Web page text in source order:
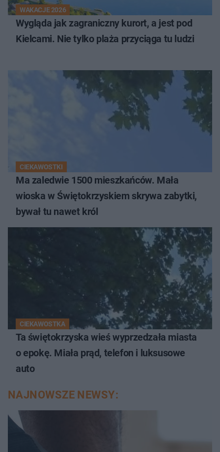
WAKACJE 2026
Wygląda jak zagraniczny kurort, a jest pod
Kielcami. Nie tylko plaża przyciąga tu ludzi
CIEKAWOSTKI
Ma zaledwie 1500 mieszkańców. Mała
wioska w Świętokrzyskiem skrywa zabytki,
bywał tu nawet król
CIEKAWOSTKA
Ta świętokrzyska wieś wyprzedzała miasta
o epokę. Miała prąd, telefon i luksusowe
auto
NAJNOWSZE NEWSY: